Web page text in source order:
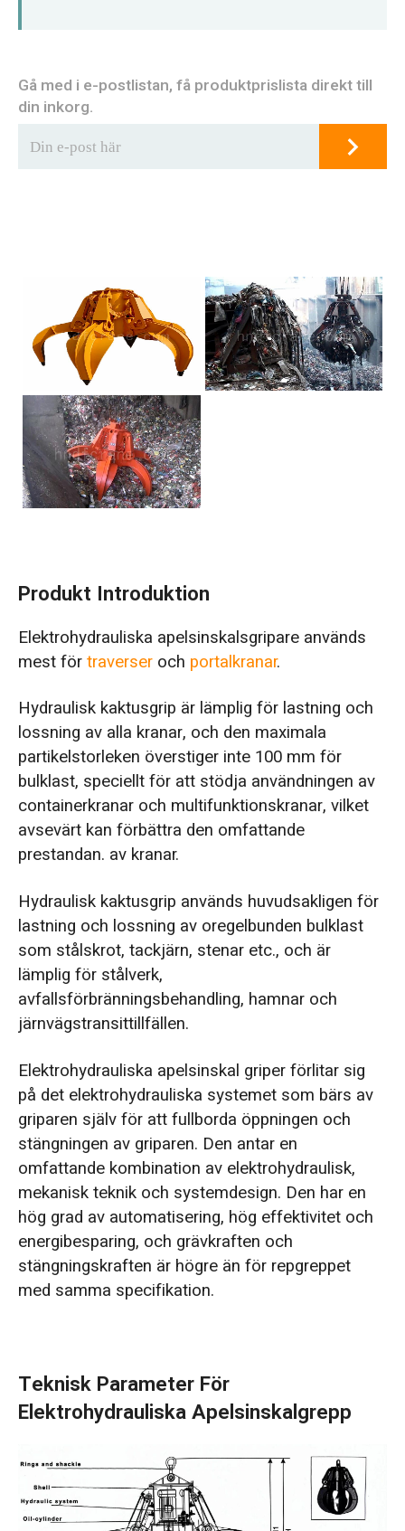
Gå med i e-postlistan, få produktprislista direkt till
din inkorg.
Produkt Introduktion
Elektrohydrauliska apelsinskalsgripare används
mest förtraverseroch portalkranar.
Hydraulisk kaktusgrip är lämplig för lastning och
lossning av alla kranar, och den maximala
partikelstorleken överstiger inte 100 mm för
bulklast, speciellt för att stödja användningen av
containerkranar och multifunktionskranar, vilket
avsevärt kan förbättra den omfattande
prestandan. av kranar.
Hydraulisk kaktusgrip används huvudsakligen för
lastning och lossning av oregelbunden bulklast
som stålskrot, tackjärn, stenar etc., och är
lämplig för stålverk,
avfallsförbränningsbehandling, hamnar och
järnvägstransittillfällen.
Elektrohydrauliska apelsinskal griper förlitar sig
på det elektrohydrauliska systemet som bärs av
griparen själv för att fullborda öppningen och
stängningen av griparen. Den antar en
omfattande kombination av elektrohydraulisk,
mekanisk teknik och systemdesign. Den har en
hög grad av automatisering, hög effektivitet och
energibesparing, och grävkraften och
stängningskraften är högre än för repgreppet
med samma specifikation.
Teknisk Parameter För
Elektrohydrauliska Apelsinskalgrepp